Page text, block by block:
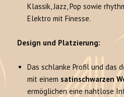
Klassik, Jazz, Pop sowie
Elektro mit Finesse.
Design und Platzierung:
Das schlanke Profil und das
mit einem satinschwarzen
ermöglichen eine nahtlose